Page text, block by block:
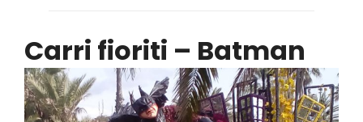
Carri fioriti – Batman